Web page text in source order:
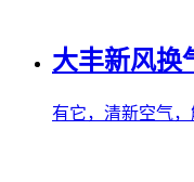
大丰新风换
有它，清新空气